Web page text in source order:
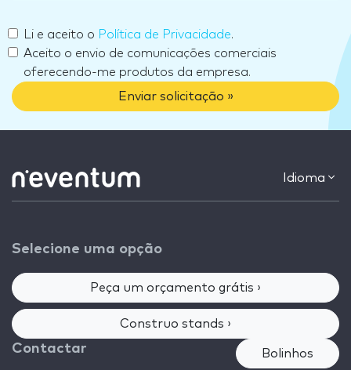
Li e aceito o Política de Privacidade.
Aceito o envio de comunicações comerciais
oferecendo-me produtos da empresa.
Enviar solicitação »
Idioma
Selecione uma opção
Peça um orçamento grátis ›
Construo stands ›
Contactar Bolinhos